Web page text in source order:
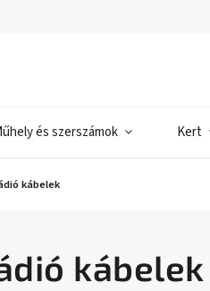
és szerszámok Kert
kábelek
kábelek